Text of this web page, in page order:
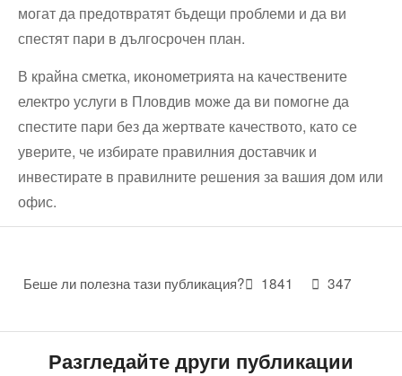
могат да предотвратят бъдещи проблеми и да ви
спестят пари в дългосрочен план.
В крайна сметка, иконометрията на качествените
електро услуги в Пловдив може да ви помогне да
спестите пари без да жертвате качеството, като се
уверите, че избирате правилния доставчик и
инвестирате в правилните решения за вашия дом или
офис.
Беше ли полезна тази публикация? 1841 347
Разгледайте други публикации